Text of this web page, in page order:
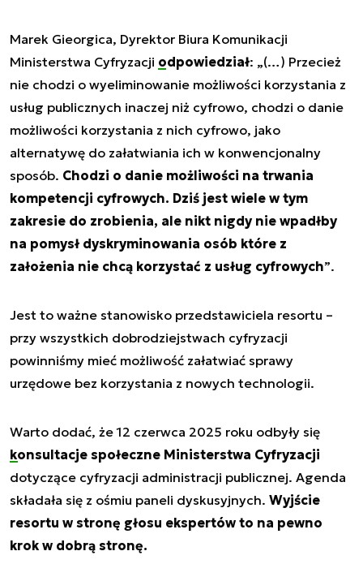
Marek Gieorgica, Dyrektor Biura Komunikacji
Ministerstwa Cyfryzacji odpowiedział: „(…) Przecież
nie chodzi o wyeliminowanie możliwości korzystania z
usług publicznych inaczej niż cyfrowo, chodzi o danie
możliwości korzystania z nich cyfrowo, jako
alternatywę do załatwiania ich w konwencjonalny
sposób. Chodzi o danie możliwości na trwania
kompetencji cyfrowych. Dziś jest wiele w tym
zakresie do zrobienia, ale nikt nigdy nie wpadłby
na pomysł dyskryminowania osób które z
założenia nie chcą korzystać z usług cyfrowych”.
Jest to ważne stanowisko przedstawiciela resortu –
przy wszystkich dobrodziejstwach cyfryzacji
powinniśmy mieć możliwość załatwiać sprawy
urzędowe bez korzystania z nowych technologii.
Warto dodać, że 12 czerwca 2025 roku odbyły się
konsultacje społeczne Ministerstwa Cyfryzacji
dotyczące cyfryzacji administracji publicznej. Agenda
składała się z ośmiu paneli dyskusyjnych. Wyjście
resortu w stronę głosu ekspertów to na pewno
krok w dobrą stronę.